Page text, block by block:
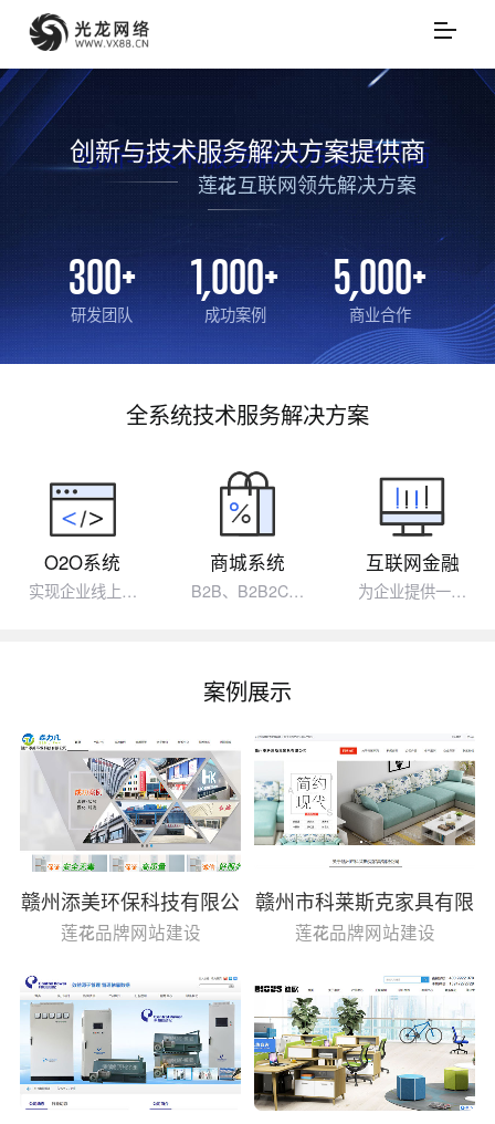
创新与技术服务解决方案提供商
莲花互联网领先解决方案
300+
研发团队
1,000+
成功案例
5,000+
商业合作
全系统技术服务解决方案
O2O系统
实现企业线上…
商城系统
B2B、B2B2C…
互联网金融
为企业提供一…
案例展示
赣州添美环保科技有限公
司
莲花品牌网站建设
赣州市科莱斯克家具有限
公司
莲花品牌网站建设